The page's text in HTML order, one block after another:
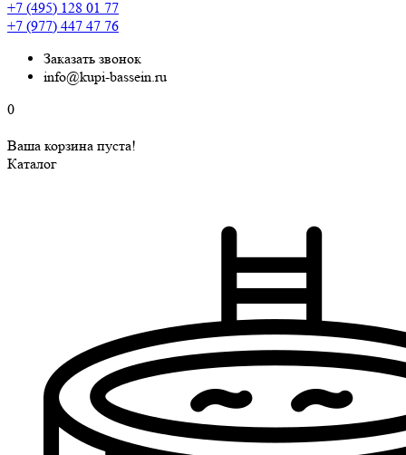
+7 (495) 128 01 77
+7 (977) 447 47 76
Заказать звонок
info@kupi-bassein.ru
0
Ваша корзина пуста!
Каталог